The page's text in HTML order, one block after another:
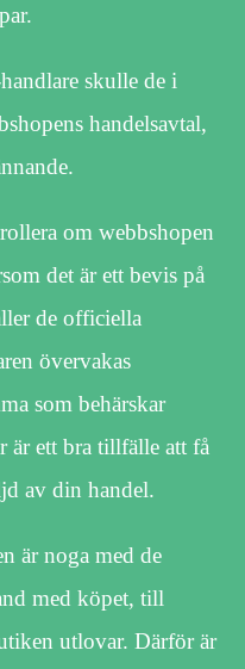
skulle de i
handelsavtal,
om webbshopen
det är ett bevis på
de officiella
övervakas
som behärskar
är ett bra tillfälle att få
av din handel.
är noga med de
med köpet, till
utlovar. Därför är